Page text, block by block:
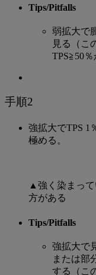
Tips/Pitfalls
弱拡大で
見る（こ
TPS≧50
手順2
強拡大でTPS 1
極める。
▲強く染まっ
方がある
Tips/Pitfalls
強拡大で
または部
する（こ